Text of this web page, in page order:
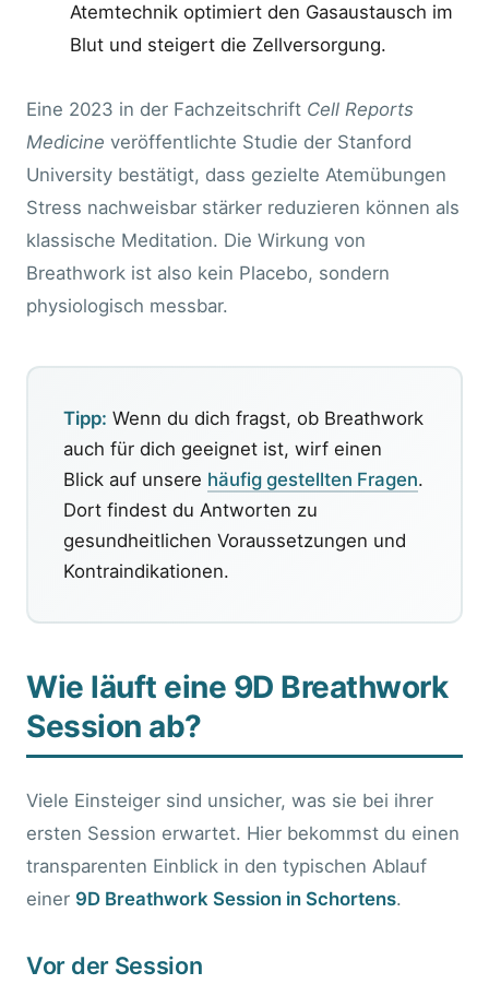
Atemtechnik optimiert den Gasaustausch im
Blut und steigert die Zellversorgung.
Eine 2023 in der Fachzeitschrift Cell Reports
Medicine veröffentlichte Studie der Stanford
University bestätigt, dass gezielte Atemübungen
Stress nachweisbar stärker reduzieren können als
klassische Meditation. Die Wirkung von
Breathwork ist also kein Placebo, sondern
physiologisch messbar.
Tipp: Wenn du dich fragst, ob Breathwork
auch für dich geeignet ist, wirf einen
Blick auf unsere häufig gestellten Fragen.
Dort findest du Antworten zu
gesundheitlichen Voraussetzungen und
Kontraindikationen.
Wie läuft eine 9D Breathwork
Session ab?
Viele Einsteiger sind unsicher, was sie bei ihrer
ersten Session erwartet. Hier bekommst du einen
transparenten Einblick in den typischen Ablauf
einer 9D Breathwork Session in Schortens.
Vor der Session